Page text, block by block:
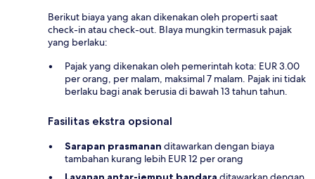
Berikut biaya yang akan dikenakan oleh properti saat
check-in atau check-out. BIaya mungkin termasuk pajak
yang berlaku:
Pajak yang dikenakan oleh pemerintah kota: EUR 3.00
per orang, per malam, maksimal 7 malam. Pajak ini tidak
berlaku bagi anak berusia di bawah 13 tahun tahun.
Fasilitas ekstra opsional
Sarapan prasmanan ditawarkan dengan biaya
tambahan kurang lebih EUR 12 per orang